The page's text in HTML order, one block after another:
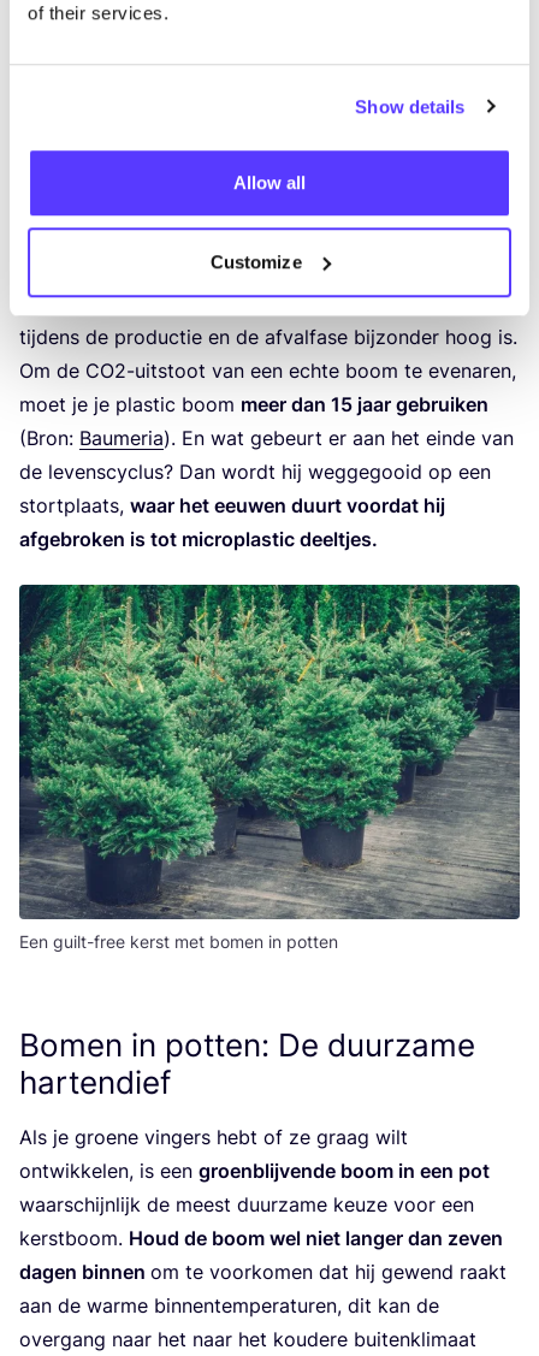
of their services.
Show details
Allow all
Customize
Plastic Fantastic: Handig maar
duur­zaam­heid en gemak, bren­genkunst­kerst­bo­men
hun eigen uit­da­gin­gen met zich mee.
tonen aan datde CO2-voet­af­druk van deze bomen
tij­dens de pro­duc­tie en de afval­fa­se bij­zon­der hoog is.
Om de CO2-uit­stoot van een ech­te boom te eve­na­ren,
moet je je plas­tic boom meer dan 15 jaar gebrui­ken
(Bron: Bau­me­ria). En wat gebeurt er aan het ein­de van
de levens­cy­clus? Dan wordt hij weg­ge­gooid op een
stort­plaats, waar het eeu­wen duurt voor­dat hij
afge­bro­ken is tot micro­plas­tic deeltjes.
Een guilt-free kerst met bomen in potten
Bomen in potten: De duurzame
hartendief
Als je groe­ne vin­gers hebt of ze graag wilt
ont­wik­ke­len, is een groen­blij­ven­de boom in een pot
waar­schijn­lijk de meest duur­za­me keu­ze voor een
kerst­boom. Houd de boom wel niet lan­ger dan zeven
dagen bin­nen om te voor­ko­men dat hij gewend raakt
aan de war­me bin­nen­tem­pe­ra­tu­ren, dit kan de
over­gang naar het naar het kou­de­re bui­ten­kli­maat